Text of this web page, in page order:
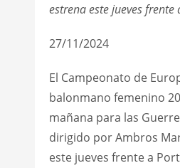
estrena este jueves frente
27/11/2024
El Campeonato de
balonmano femenino
mañana para las
dirigido por Ambros
este jueves frente a